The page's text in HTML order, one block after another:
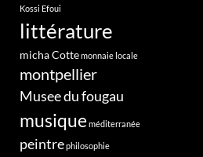
Kossi Efoui
littérature
micha Cottemonnaie locale
montpellier
Musee du fougau
musique méditerranée
peintrephilosophie